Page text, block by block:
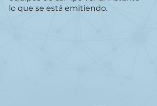
lo que se está emitiendo.